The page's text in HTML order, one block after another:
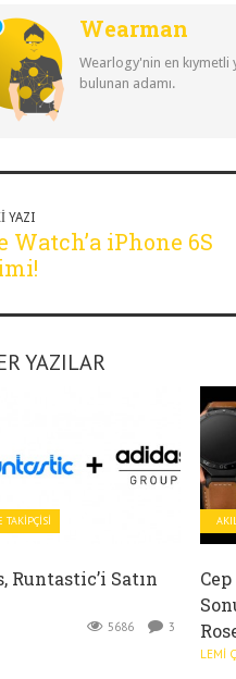
Wearman
Wearlogy'nin en
bulunan adamı.
YAZI
Watch’a iPhone 6S
YAZILAR
TAKIPÇISI
Runtastic’i Satın
5686 3
LEMI